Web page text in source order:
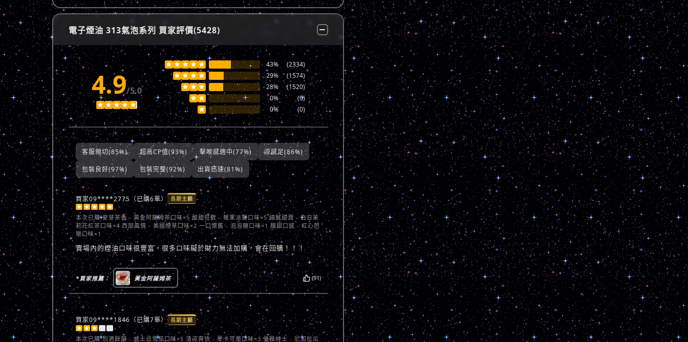
電子煙油 313氣泡系列 買家評價(5428)
4.9/5.0
    
     43% (2334)
    29% (1574)
   28% (1520)
  0% (0)
 0% (0)
客服親切(85%) 超高CP值(93%) 擊喉感適中(77%)
涼感足(86%)
包裝良好(97%)
包裝完整(92%) 出貨迅速(81%)
買家09****2775（已購6單） 長期主顧
    
本次已購麥芽茶香 - 黃金阿薩姆茶口味×5 酸甜狂歡 - 莓果派對口味×5 細膩甜潤 - 白日茉
莉花紅茶口味×4 西部風情 - 美國煙草口味×2 一口懷舊 - 泡泡糖口味×1 糯甜口感 - 紅心芭
樂口味×1
賣場內的煙油口味很豐富，很多口味礙於財力無法加購，會在回購！！！
*買家推薦： 黃金阿薩姆茶 (91)
買家09****1846（已購7單） 長期主顧
    
本次已購烈酒餘韻 - 威士忌雪茄口味×5 清涼爽快 - 零卡可樂口味×3 優雅紳士 - 尼加拉瓜